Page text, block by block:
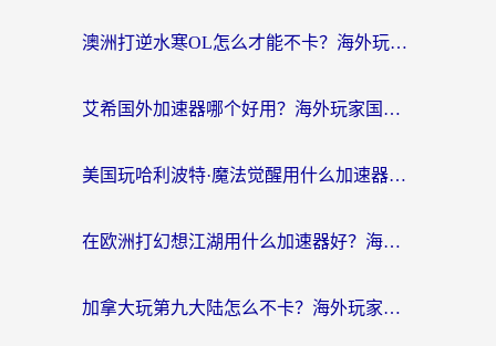
澳洲打逆水寒OL怎么才能不卡？海外玩家国服游戏加速终极指南（附梦幻模拟战地铁跑酷解决办法）
艾希国外加速器哪个好用？海外玩家国服游戏畅玩终极指南（附欧洲玩鸣潮街头篮球实测）
美国玩哈利波特·魔法觉醒用什么加速器？告别延迟的终极指南（含免费QQ炫舞方案+印尼妄想山海秘籍）
在欧洲打幻想江湖用什么加速器好？海外玩家国服游戏畅玩指南
加拿大玩第九大陆怎么不卡？海外玩家国服游戏加速全攻略（附足球世界萤火突击实测）